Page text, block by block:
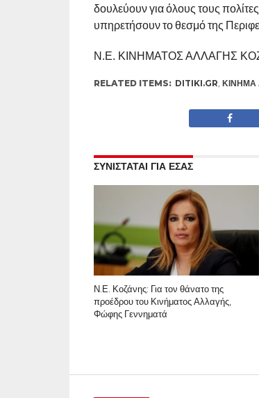
δουλεύουν για όλους τους
υπηρετήσουν το θεσμό της
Ν.Ε. ΚΙΝΗΜΑΤΟΣ ΑΛΛΑΓΗΣ
RELATED ITEMS: DITIKI.GR ΚΊΝΗΜΑ
ΣΥΝΙΣΤΑΤΑΙ ΓΙΑ ΕΣΑΣ
Ν.Ε. Κοζάνης: Για τον θάνατο της
προέδρου του Κινήματος Αλλαγής,
Φώφης Γεννηματά